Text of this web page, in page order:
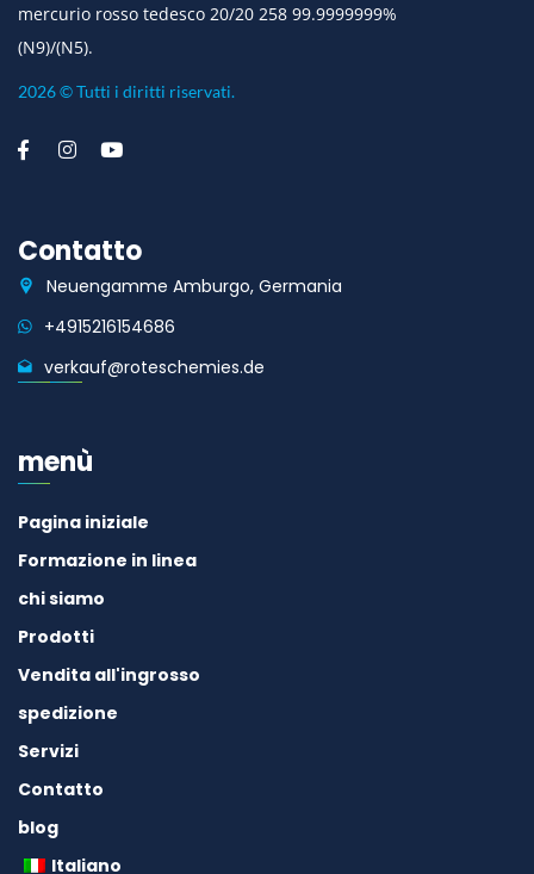
mercurio rosso tedesco 20/20 258 99.9999999%
(N9)/(N5).
2026 © Tutti i diritti riservati.
Contatto
Neuengamme Amburgo, Germania
+4915216154686
verkauf@roteschemies.de
menù
Pagina iniziale
Formazione in linea
chi siamo
Prodotti
Vendita all'ingrosso
spedizione
Servizi
Contatto
blog
Italiano